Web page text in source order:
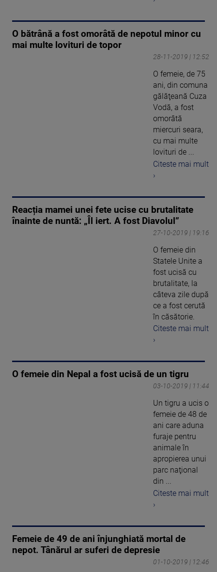
O bătrână a fost omorâtă de nepotul minor cu
mai multe lovituri de topor
28-11-2019 | 12:52
O femeie, de 75
ani, din comuna
gălăţeană Cuza
Vodă, a fost
omorâtă
miercuri seara,
cu mai multe
lovituri de ...
Citeste mai mult
›
Reacția mamei unei fete ucise cu brutalitate
înainte de nuntă: „Îl iert. A fost Diavolul”
27-10-2019 | 19:16
O femeie din
Statele Unite a
fost ucisă cu
brutalitate, la
câteva zile după
ce a fost cerută
în căsătorie.
Citeste mai mult
›
O femeie din Nepal a fost ucisă de un tigru
03-10-2019 | 11:44
Un tigru a ucis o
femeie de 48 de
ani care aduna
furaje pentru
animale în
apropierea unui
parc naţional
din ...
Citeste mai mult
›
Femeie de 49 de ani înjunghiată mortal de
nepot. Tânărul ar suferi de depresie
01-10-2019 | 12:46